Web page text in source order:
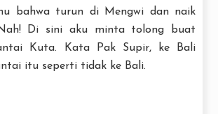
bahwa turun di Mengwi dan naik
Di sini aku minta tolong buat
Kuta. Kata Pak Supir, ke Bali
itu seperti tidak ke Bali.